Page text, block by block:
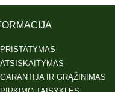
PRISTATYMAS
ATSISKAITYMAS
GARANTIJA IR GRĄŽINIMAS